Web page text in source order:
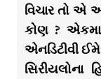
વિચાર તો
કોણ ?
એનડિટીવી